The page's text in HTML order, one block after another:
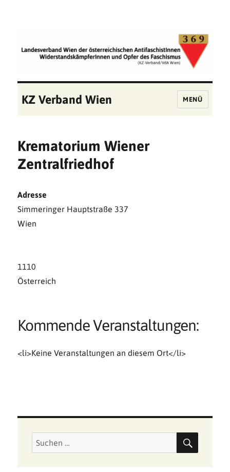
KZ Verband Wien MENÜ
Krematorium Wiener
Zentralfriedhof
Adresse
Simmeringer Hauptstraße 337
Wien
1110
Österreich
Kommende Veranstaltungen:
<li>Keine Veranstaltungen an diesem Ort</li>
Suchen
nach: